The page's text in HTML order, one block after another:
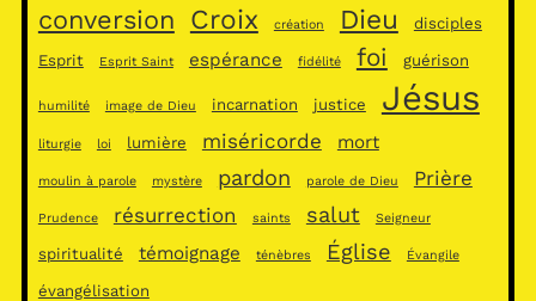
conversion Croix création Dieu disciples
Esprit Esprit Saint espérance fidélité foi guérison
humilité image de Dieu incarnation justice Jésus
liturgie loi lumière miséricorde mort
moulin à parole mystère pardon parole de Dieu Prière
Prudence résurrection saints salut Seigneur
spiritualité témoignage ténèbres Église Évangile
évangélisation